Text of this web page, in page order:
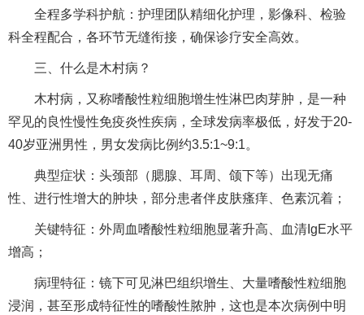
全程多学科护航：护理团队精细化护理， 影像科
检验
科全程配合，各环节无缝衔接，确保诊疗安全高效。
三、什么是木村病？
木村病，又称嗜酸性粒细胞增生性淋巴肉芽肿，是一种
罕见的良性慢性免疫炎性疾病，全球发病率极低，好发于20-
40岁亚洲男性，男女发病比例约3.5:1~9:1。
典型症状：头颈部（腮腺、耳周、颌下等）出现无痛
性、进行性增大的肿块，部分患者伴皮肤瘙痒、色素沉着；
关键特征：外周血嗜酸性粒细胞显著升高、血清IgE水平
增高；
病理特征：镜下可见淋巴组织增生、大量嗜酸性粒细胞
浸润，甚至形成特征性的嗜酸性脓肿，这也是本次病例中明